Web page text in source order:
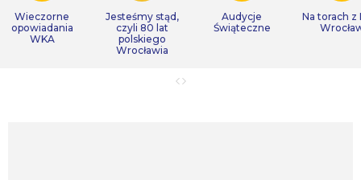
Wieczorne
opowiadania
WKA
Jesteśmy stąd,
czyli 80 lat
polskiego
Wrocławia
Audycje
Świąteczne
Na torach z